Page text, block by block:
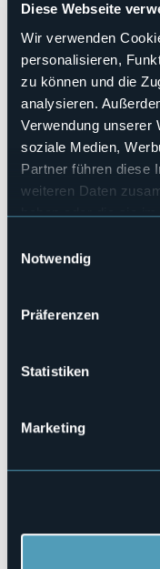
Diese Webseite
Wir verwenden
personalisieren,
zu können und die
analysieren.
Verwendung unserer
soziale Medien,
Partner führen diese
weiteren Daten
haben oder die sie
Notwendig
Präferenzen
Statistiken
Marketing
No
Stellplätze
47
Anzahl der Betten
188
E-mail
Webseite
http://
Telefon
Codice CIR
003115-CAM-00001
Buchen